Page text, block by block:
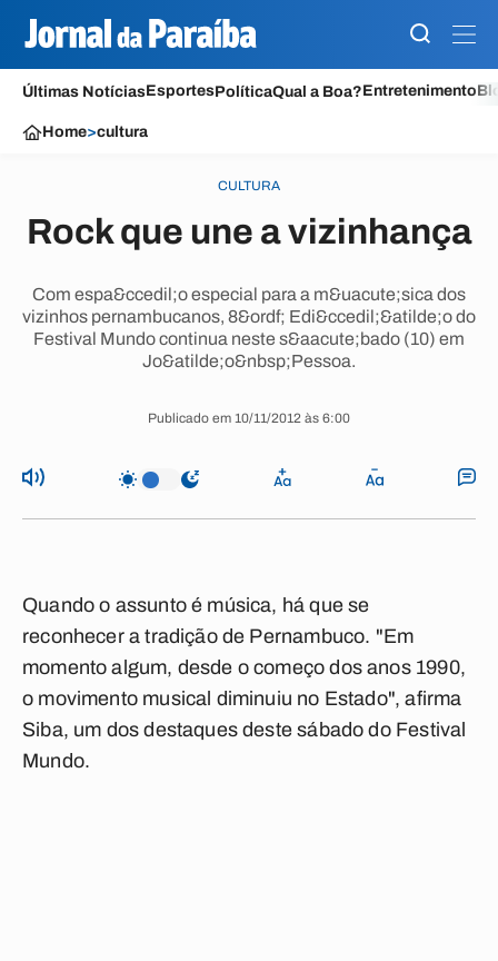
Últimas NotíciasEsportesPolíticaQual a Boa?Entretenimento
Home>cultura
CULTURA
Rock que une a vizinhança
Com espa&ccedil;o especial para a m&uacute;sica dos
vizinhos pernambucanos, 8&ordf; Edi&ccedil;&atilde;o do
Festival Mundo continua neste s&aacute;bado (10) em
Jo&atilde;o&nbsp;Pessoa.
Publicado em 10/11/2012 às 6:00
Quando o assunto é música, há que se
reconhecer a tradição de Pernambuco. "Em
momento algum, desde o começo dos anos 1990,
o movimento musical diminuiu no Estado", afirma
Siba, um dos destaques deste sábado do Festival
Mundo.